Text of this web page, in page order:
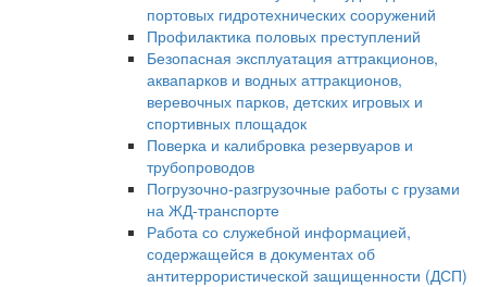
портовых гидротехнических сооружений
Профилактика половых преступлений
Безопасная эксплуатация аттракционов,
аквапарков и водных аттракционов,
веревочных парков, детских игровых и
спортивных площадок
Поверка и калибровка резервуаров и
трубопроводов
Погрузочно-разгрузочные работы с грузами
на ЖД-транспорте
Работа со служебной информацией,
содержащейся в документах об
антитеррористической защищенности (ДСП)